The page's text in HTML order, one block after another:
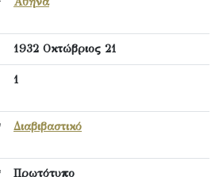
1932 Οκτώβριος 21
1
Διαβιβαστικό
Πρωτότυπο